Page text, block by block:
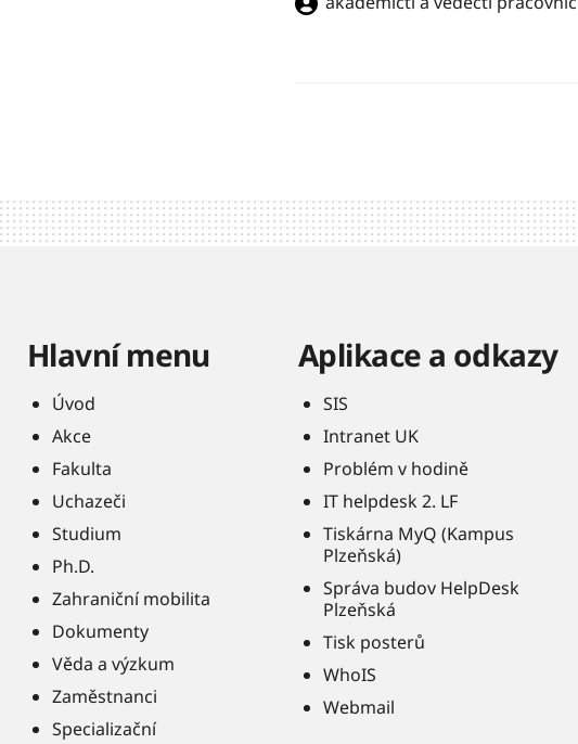
Hlavní menu
Úvod
Akce
Fakulta
Uchazeči
Studium
Ph.D.
Zahraniční mobilita
Dokumenty
Věda a výzkum
Zaměstnanci
Specializační
Aplikace a odkazy
SIS
Intranet UK
Problém v hodině
IT helpdesk 2. LF
Tiskárna MyQ (Kampus
Plzeňská)
Správa budov HelpDesk
Plzeňská
Tisk posterů
WhoIS
Webmail